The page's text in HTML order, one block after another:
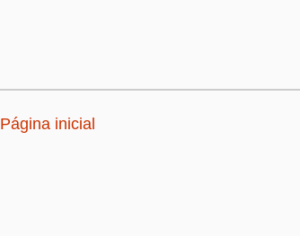
Página inicial